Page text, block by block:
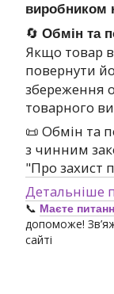
виробником
🔄 Обмін та
Якщо товар
повернути
збереження
товарного
📜 Обмін та
з чинним
"Про захист
Детальніше
📞 Маєте
допоможе!
сайті